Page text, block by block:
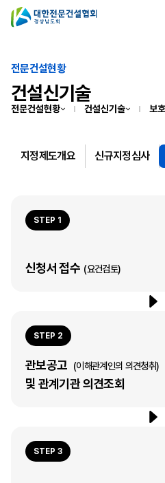
전문건설현황
건설신기술
전문건설현황 건설신기술 보
지정제도개요 신규지정심사
STEP 1
신청서 접수 (요건검토)
STEP 2
관보공고 (이해관계인의 의견청취)
및 관계기관 의견조회
STEP 3